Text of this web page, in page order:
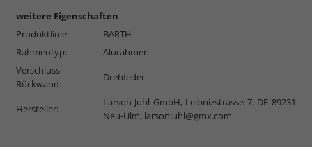
weitere Eigenschaften
Produktlinie:
BARTH
Rahmentyp:
Alurahmen
Verschluss
Rückwand:
Drehfeder
Hersteller:
Larson-Juhl GmbH, Leibnizstrasse 7, DE 89231
Neu-Ulm, larsonjuhl@gmx.com